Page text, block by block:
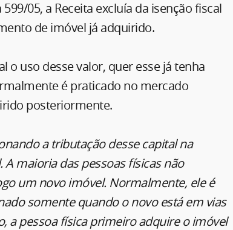
05, a Receita excluía da isenção fiscal
de imóvel já adquirido.
o uso desse valor, quer esse já tenha
é praticado no mercado
posteriormente.
a tributação desse capital na
maioria das pessoas físicas não
um novo imóvel. Normalmente, ele é
somente quando o novo está em vias
a pessoa física primeiro adquire o imóvel